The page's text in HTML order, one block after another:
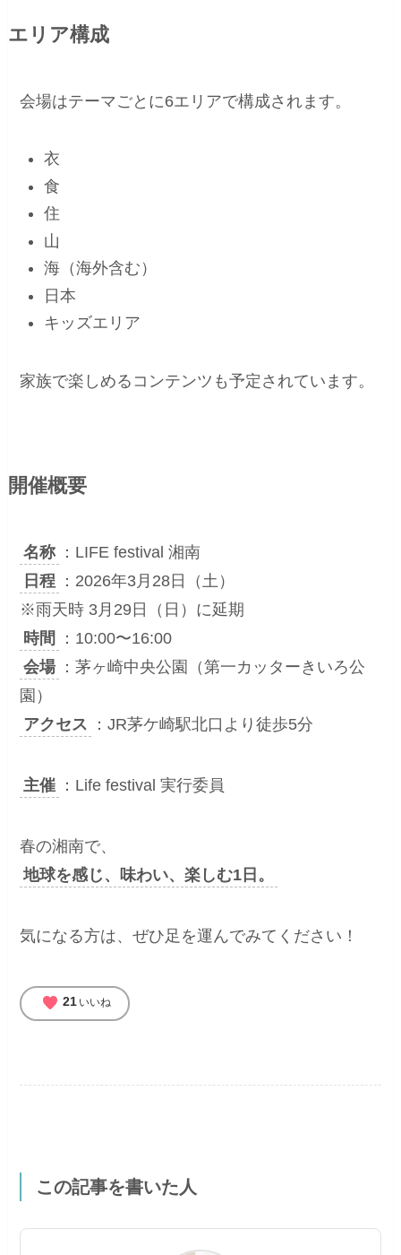
エリア構成
会場はテーマごとに6エリアで構成されます。
衣
食
住
山
海（海外含む）
日本
キッズエリア
家族で楽しめるコンテンツも予定されています。
開催概要
名称 ：LIFE festival 湘南
日程 ：2026年3月28日（土）
※雨天時 3月29日（日）に延期
時間
：10:00〜16:00
会場 ：茅ヶ崎中央公園（第一カッターきいろ公
園）
アクセス
：JR茅ケ崎駅北口より徒歩5分
主催 ：Life festival 実行委員
春の湘南で、
地球を感じ、味わい、楽しむ1日。
気になる方は、ぜひ足を運んでみてください！
favorite 21 いいね
この記事を書いた人